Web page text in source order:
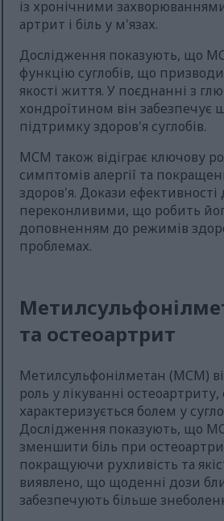
із хронічними
артрит і біль у м'язах.
Дослідження показують, що
функцію суглобів, що
якості життя. У поєднанні з
хондроїтином він забезпечує
підтримку здоров'я суглобів.
МСМ також відіграє ключову
симптомів алергії та
здоров'я. Докази
переконливими, що робить
доповненням до режимів
проблемах.
та остеоартрит
Метилсульфонілметан (МСМ)
роль у лікуванні
характеризується болем у
Дослідження показують, що
зменшити біль при
покращуючи рухливість та
виявлено, що щоденні дози
забезпечують більше